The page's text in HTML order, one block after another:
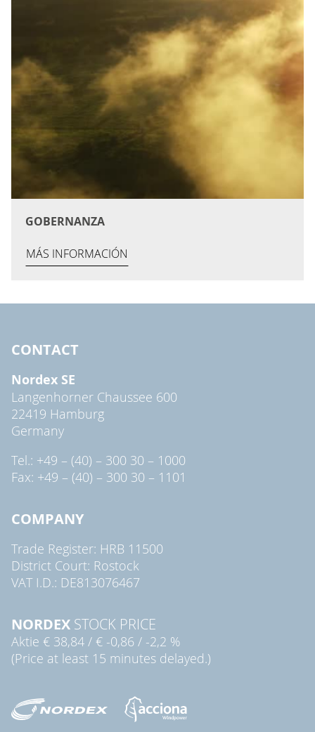
GOBERNANZA
MÁS INFORMACIÓN
CONTACT
Nordex SE
Langenhorner Chaussee 600
22419 Hamburg
Germany
Tel.: +49 – (40) – 300 30 – 1000
Fax: +49 – (40) – 300 30 – 1101
COMPANY
Trade Register: HRB 11500
District Court: Rostock
VAT I.D.: DE813076467
NORDEX STOCK PRICE
Aktie € 38,84 / € -0,86 / -2,2 %
(Price at least 15 minutes delayed.)